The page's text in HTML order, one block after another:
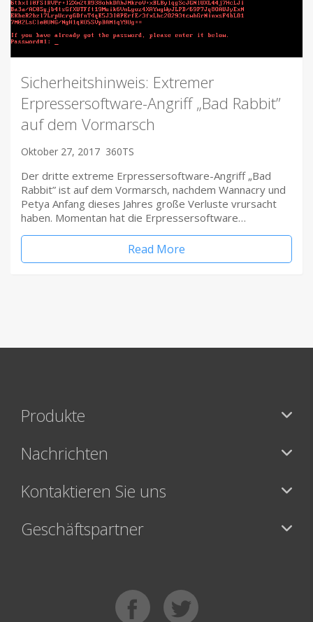
Sicherheitshinweis: Extremer
Erpressersoftware-Angriff „Bad Rabbit”
auf dem Vormarsch
Oktober 27, 2017 360TS
Der dritte extreme Erpressersoftware-Angriff „Bad
Rabbit” ist auf dem Vormarsch, nachdem Wannacry und
Petya Anfang dieses Jahres große Verluste vrursacht
haben. Momentan hat die Erpressersoftware…
Read More
Produkte
Nachrichten
Kontaktieren Sie uns
Geschäftspartner